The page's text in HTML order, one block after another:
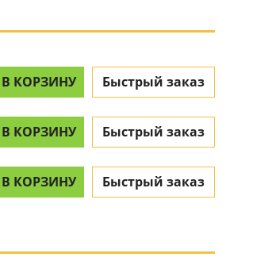
В КОРЗИНУ Быстрый заказ
В КОРЗИНУ Быстрый заказ
В КОРЗИНУ Быстрый заказ